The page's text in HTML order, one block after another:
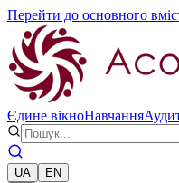
Перейти до основного
Єдине вікноНавчання
UA EN